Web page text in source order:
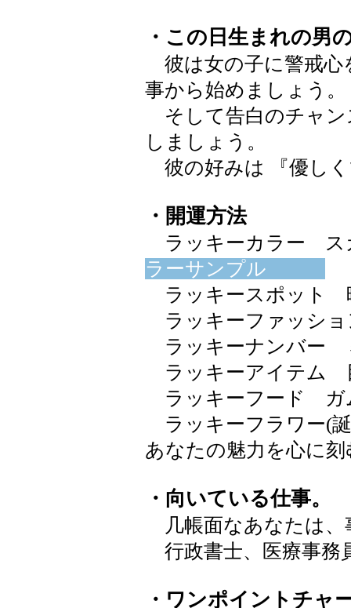
・この日生まれの男
彼は女の子に警戒心
事から始めましょう。
そして告白のチャン
しましょう。
彼の好みは 『優し
・開運方法
ラッキーカラー ス
ラーサンプル
ラッキースポット
ラッキーファッシ
ラッキーナンバー
ラッキーアイテム
ラッキーフード ガ
ラッキーフラワー(
あなたの魅力を
・向いている仕事。
几帳面なあなたは、
行政書士、医療事務
・ワンポイントチャ